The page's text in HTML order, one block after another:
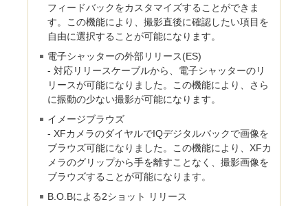
フィードバックをカスタマイズすることができま
す。この機能により、撮影直後に確認したい項目を
自由に選択することが可能になります。
電子シャッターの外部リリース(ES)
- 対応リリースケーブルから、電子シャッターのリ
リースが可能になりました。この機能により、さら
に振動の少ない撮影が可能になります。
イメージブラウズ
- XFカメラのダイヤルでIQデジタルバックで画像を
ブラウズ可能になりました。この機能により、XFカ
メラのグリップから手を離すことなく、撮影画像を
ブラウズすることが可能になります。
B.O.Bによる2ショット リリース